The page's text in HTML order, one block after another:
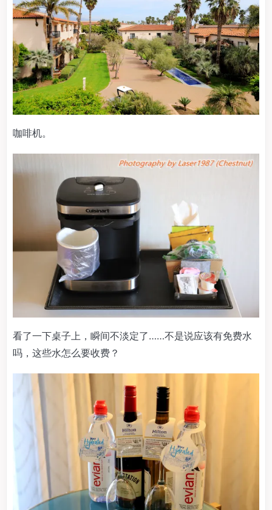
咖啡机。
看了一下桌子上，瞬间不淡定了……不是说应该有免费水
吗，这些水怎么要收费？